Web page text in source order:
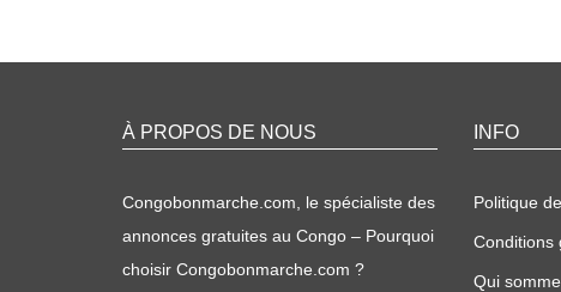
À PROPOS DE NOUS
Congobonmarche.com, le spécialiste des
annonces gratuites au Congo – Pourquoi
choisir Congobonmarche.com ?
INFO
Politique
Conditions
Qui